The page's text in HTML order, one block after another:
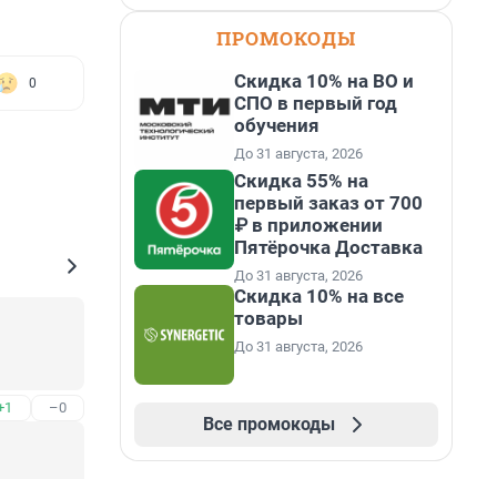
0
–0
ПРОМОКОДЫ
Скидка 10% на ВО и
СПО в первый год
обучения
До 31 августа, 2026
Скидка 55% на
первый заказ от 700
₽ в приложении
Пятёрочка Доставка
До 31 августа, 2026
Скидка 10% на все
товары
До 31 августа, 2026
Все промокоды